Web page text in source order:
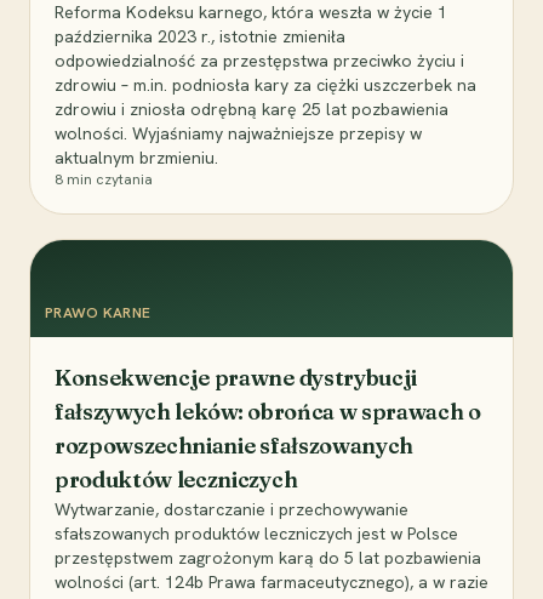
Reforma Kodeksu karnego, która weszła w życie 1
października 2023 r., istotnie zmieniła
odpowiedzialność za przestępstwa przeciwko życiu i
zdrowiu – m.in. podniosła kary za ciężki uszczerbek na
zdrowiu i zniosła odrębną karę 25 lat pozbawienia
wolności. Wyjaśniamy najważniejsze przepisy w
aktualnym brzmieniu.
8 min czytania
PRAWO KARNE
Konsekwencje prawne dystrybucji
fałszywych leków: obrońca w sprawach o
rozpowszechnianie sfałszowanych
produktów leczniczych
Wytwarzanie, dostarczanie i przechowywanie
sfałszowanych produktów leczniczych jest w Polsce
przestępstwem zagrożonym karą do 5 lat pozbawienia
wolności (art. 124b Prawa farmaceutycznego), a w razie